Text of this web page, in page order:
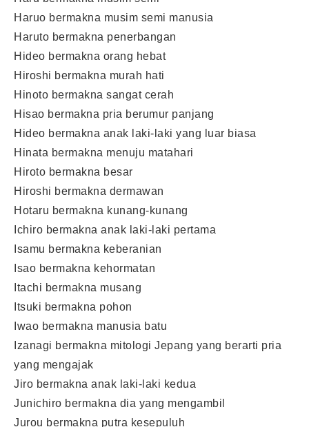
Haruo bermakna musim semi manusia
Haruto bermakna penerbangan
Hideo bermakna orang hebat
Hiroshi bermakna murah hati
Hinoto bermakna sangat cerah
Hisao bermakna pria berumur panjang
Hideo bermakna anak laki-laki yang luar biasa
Hinata bermakna menuju matahari
Hiroto bermakna besar
Hiroshi bermakna dermawan
Hotaru bermakna kunang-kunang
Ichiro bermakna anak laki-laki pertama
Isamu bermakna keberanian
Isao bermakna kehormatan
Itachi bermakna musang
Itsuki bermakna pohon
Iwao bermakna manusia batu
Izanagi bermakna mitologi Jepang yang berarti pria
yang mengajak
Jiro bermakna anak laki-laki kedua
Junichiro bermakna dia yang mengambil
Jurou bermakna putra kesepuluh